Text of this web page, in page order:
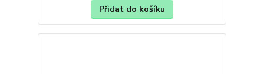
Přidat do košíku